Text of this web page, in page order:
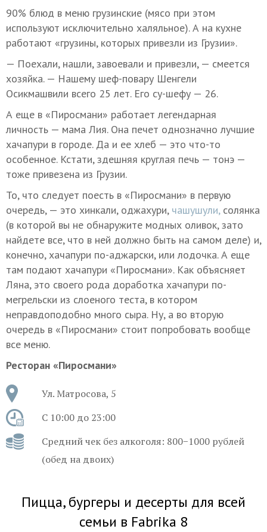
90% блюд в меню грузинские (мясо при этом
используют исключительно халяльное). А на кухне
работают «грузины, которых привезли из Грузии».
— Поехали, нашли, завоевали и привезли, — смеется
хозяйка. — Нашему шеф-повару Шенгели
Осикмашвили всего 25 лет. Его су-шефу — 26.
А еще в «Пиросмани» работает легендарная
личность — мама Лия. Она печет однозначно лучшие
хачапури в городе. Да и ее хлеб — это что-то
особенное. Кстати, здешняя круглая печь — тонэ —
тоже привезена из Грузии.
То, что следует поесть в «Пиросмани» в первую
очередь, — это хинкали, оджахури, чашушули,солянка
(в которой вы не обнаружите модных оливок, зато
найдете все, что в ней должно быть на самом деле) и,
конечно, хачапури по-аджарски, или лодочка. А еще
там подают хачапури «Пиросмани». Как объясняет
Ляна, это своего рода доработка хачапури по-
мегрельски из слоеного теста, в котором
неправдоподобно много сыра. Ну, а во вторую
очередь в «Пиросмани» стоит попробовать вообще
все меню.
Ресторан «Пиросмани»
Ул. Матросова, 5
С 10:00 до 23:00
Средний чек без алкоголя: 800−1000 рублей
(обед на двоих)
Пицца, бургеры и десерты для всей
семьи в Fabrika 8